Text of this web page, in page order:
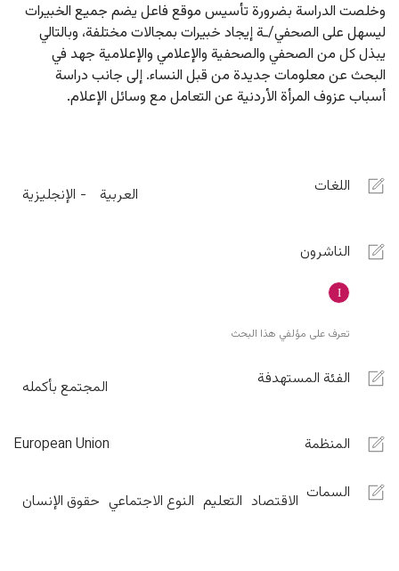
وخلصت الدراسة بضرورة تأسيس موقع فاعل يضم جميع الخبيرات
ليسهل على الصحفي/ـة إيجاد خبيرات بمجالات مختلفة، وبالتالي
يبذل كل من الصحفي والصحفية والإعلامي والإعلامية جهد في
البحث عن معلومات جديدة من قبل النساء. إلى جانب دراسة
أسباب عزوف المرأة الأردنية عن التعامل مع وسائل الإعلام.
اللغات العربية الإنجليزية
الناشرون
تعرف على مؤلفي هذا البحث
الفئة المستهدفة المجتمع بأكمله
المنظمة European Union
السمات الاقتصاد التعليم النوع الاجتماعي حقوق الإنسان